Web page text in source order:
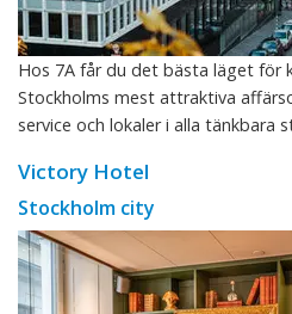
Hos 7A får du det bästa läget för
Stockholms mest attraktiva
service och lokaler i alla tänkbara
Victory Hotel
Stockholm city